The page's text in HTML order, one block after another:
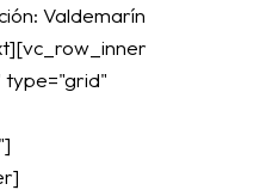
Valdemarín